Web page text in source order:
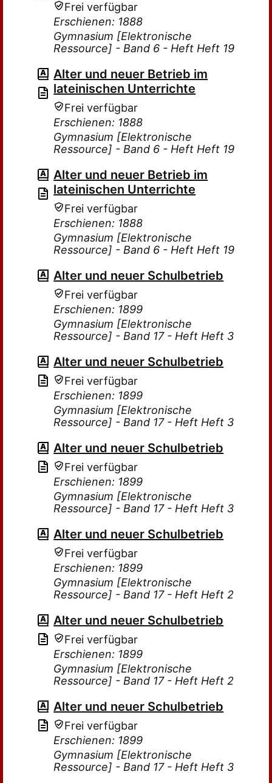
Frei verfügbar
Erschienen: 1888
Gymnasium [Elektronische
Ressource] - Band 6 - Heft Heft 19
Alter und neuer Betrieb im
lateinischen Unterrichte
Frei verfügbar
Erschienen: 1888
Gymnasium [Elektronische
Ressource] - Band 6 - Heft Heft 19
Alter und neuer Betrieb im
lateinischen Unterrichte
Frei verfügbar
Erschienen: 1888
Gymnasium [Elektronische
Ressource] - Band 6 - Heft Heft 19
Alter und neuer Schulbetrieb
Frei verfügbar
Erschienen: 1899
Gymnasium [Elektronische
Ressource] - Band 17 - Heft Heft 3
Alter und neuer Schulbetrieb
Frei verfügbar
Erschienen: 1899
Gymnasium [Elektronische
Ressource] - Band 17 - Heft Heft 3
Alter und neuer Schulbetrieb
Frei verfügbar
Erschienen: 1899
Gymnasium [Elektronische
Ressource] - Band 17 - Heft Heft 3
Alter und neuer Schulbetrieb
Frei verfügbar
Erschienen: 1899
Gymnasium [Elektronische
Ressource] - Band 17 - Heft Heft 2
Alter und neuer Schulbetrieb
Frei verfügbar
Erschienen: 1899
Gymnasium [Elektronische
Ressource] - Band 17 - Heft Heft 2
Alter und neuer Schulbetrieb
Frei verfügbar
Erschienen: 1899
Gymnasium [Elektronische
Ressource] - Band 17 - Heft Heft 3